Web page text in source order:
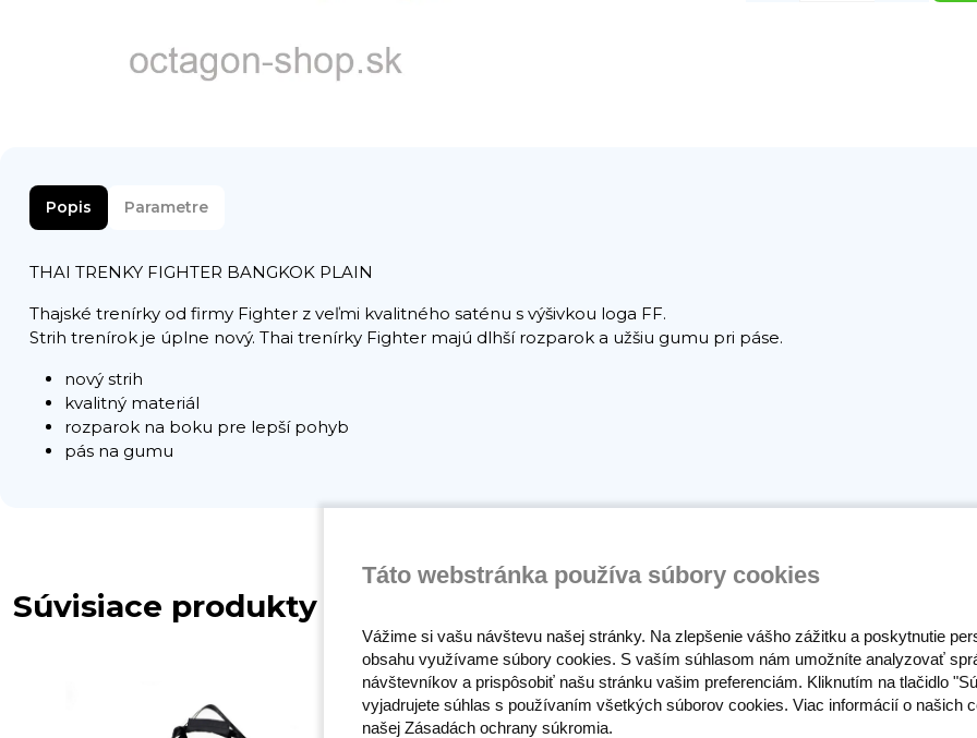
Popis Parametre
THAI TRENKY FIGHTER BANGKOK PLAIN
Thajské trenírky od firmy Fighter z veľmi kvalitného saténu s výšivkou loga FF.
Strih trenírok je úplne nový. Thai trenírky Fighter majú dlhší rozparok a užšiu gumu pri páse.
nový strih
kvalitný materiál
rozparok na boku pre lepší pohyb
pás na gumu
Súvisiace produkty
Táto webstránka používa súbory cookies
Vážime si vašu návštevu našej stránky. Na zlepšenie vášho zážitku a poskytnutie
obsahu využívame súbory cookies. S vaším súhlasom nám umožníte analyzovať
návštevníkov a prispôsobiť našu stránku vašim preferenciám. Kliknutím na tlačidlo
vyjadrujete súhlas s používaním všetkých súborov cookies. Viac informácií o našich
našej Zásadách ochrany súkromia.